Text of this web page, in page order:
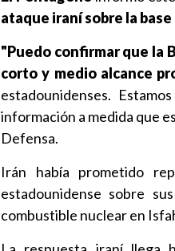
ataque iraní sobre la
"Puedo confirmar que la
corto y medio alcance
estadounidenses.
información a medida que
Defensa.
Irán había prometido
estadounidense sobre
combustible nuclear en